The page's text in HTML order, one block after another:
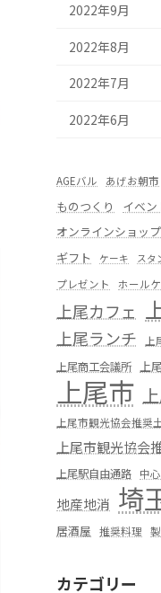
2022年9月
2022年8月
2022年7月
2022年6月
AGEバル あげお朝市
ものつくり イベン
オンラインショップ
ギフト ケーキ スタ
プレゼント ホール
上尾カフェ
上尾ランチ 上
上尾商工会議所 上
上尾市
上尾市観光協会推奨
上尾市観光協会
上尾駅自由通路 中
地産地消 埼
居酒屋 推奨料理
カテゴリー